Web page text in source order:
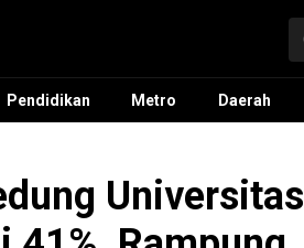
Pendidikan Metro Daerah
Universitas